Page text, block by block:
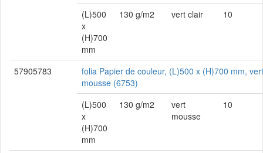
(L)500
x
(H)700
mm
130 g/m2 vert clair 10
57905783
folia Papier de couleur, (L)500 x (H)700 mm, vert
mousse (6753)
(L)500
x
(H)700
mm
130 g/m2
vert
mousse
10